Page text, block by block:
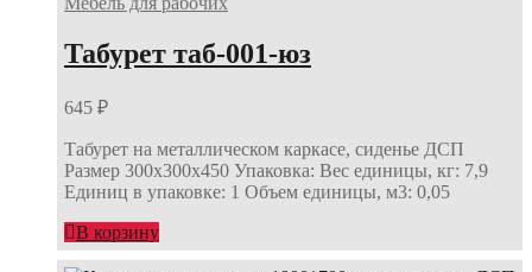
Табурет таб-001-юз
645 ₽
Табурет на металлическом каркасе, сиденье ДСП
Размер 300х300х450 Упаковка: Вес единицы, кг: 7,9
Единиц в упаковке: 1 Объем единицы, м3: 0,05
В корзину